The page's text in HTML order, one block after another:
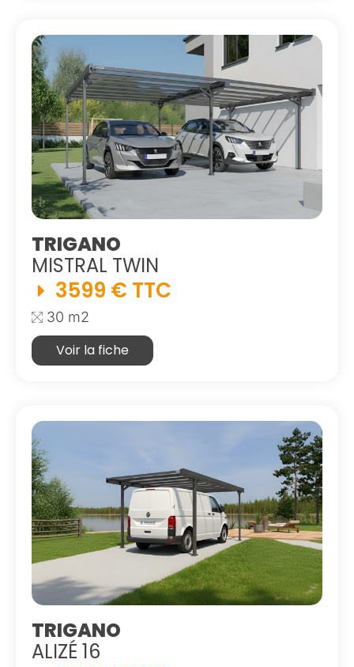
TRIGANO
MISTRAL TWIN
3599 € TTC
30 m2
Voir la fiche
TRIGANO
ALIZÉ 16